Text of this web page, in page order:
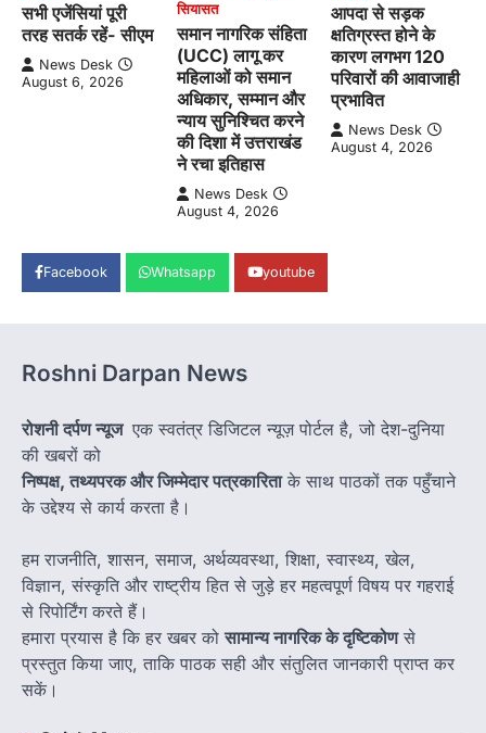
सभी एजेंसियां पूरी
तरह सतर्क रहें- सीएम
News Desk
August 6, 2026
सियासत
समान नागरिक संहिता
(UCC) लागू कर
महिलाओं को समान
अधिकार, सम्मान और
न्याय सुनिश्चित करने
की दिशा में उत्तराखंड
ने रचा इतिहास
News Desk
August 4, 2026
आपदा से सड़क
क्षतिग्रस्त होने के
कारण लगभग 120
परिवारों की आवाजाही
प्रभावित
News Desk
August 4, 2026
Facebook Whatsapp youtube
Roshni Darpan News
रोशनी दर्पण न्यूज एक स्वतंत्र डिजिटल न्यूज़ पोर्टल है, जो देश-दुनिया
की खबरों को
निष्पक्ष, तथ्यपरक और जिम्मेदार पत्रकारिताके साथ पाठकों तक पहुँचाने
के उद्देश्य से कार्य करता है।
हम राजनीति, शासन, समाज, अर्थव्यवस्था, शिक्षा, स्वास्थ्य, खेल,
विज्ञान, संस्कृति और राष्ट्रीय हित से जुड़े हर महत्वपूर्ण विषय पर गहराई
से रिपोर्टिंग करते हैं।
हमारा प्रयास है कि हर खबर कोसामान्य नागरिक के दृष्टिकोणसे
प्रस्तुत किया जाए, ताकि पाठक सही और संतुलित जानकारी प्राप्त कर
सकें।